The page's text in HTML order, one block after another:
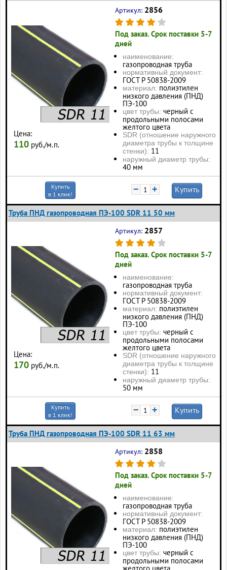
Цена:
110 руб./м.п.
Артикул: 2856
Под заказ. Срок поставки 5-7
дней
наименование:
газопроводная труба
нормативный документ:
ГОСТ Р 50838-2009
материал: полиэтилен
низкого давления (ПНД)
ПЭ-100
цвет трубы: черный с
продольными полосами
желтого цвета
SDR (отношение наружного
диаметра трубы к толщине
стенки): 11
наружный диаметр трубы:
40 мм
Купить
в 1 клик!
− + Купить
Труба ПНД газопроводная ПЭ-100 SDR 11 50 мм
Цена:
170 руб./м.п.
Артикул: 2857
Под заказ. Срок поставки 5-7
дней
наименование:
газопроводная труба
нормативный документ:
ГОСТ Р 50838-2009
материал: полиэтилен
низкого давления (ПНД)
ПЭ-100
цвет трубы: черный с
продольными полосами
желтого цвета
SDR (отношение наружного
диаметра трубы к толщине
стенки): 11
наружный диаметр трубы:
50 мм
Купить
в 1 клик!
− + Купить
Труба ПНД газопроводная ПЭ-100 SDR 11 63 мм
Артикул: 2858
Под заказ. Срок поставки 5-7
дней
наименование:
газопроводная труба
нормативный документ:
ГОСТ Р 50838-2009
материал: полиэтилен
низкого давления (ПНД)
ПЭ-100
цвет трубы: черный с
продольными полосами
желтого цвета